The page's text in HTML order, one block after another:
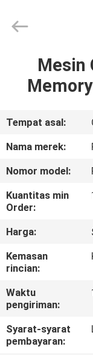
RUMAH
TENTANG
KAMI
TUR
PABRIK
HUBUNGI
PENAWARAN
Pets2Go
Trading
Mesin
Tempat asal:
Nama merek:
Nomor model:
Kuantitas min
Order:
Harga:
Kemasan
rincian:
Waktu
pengiriman:
Syarat-syarat
pembayaran: